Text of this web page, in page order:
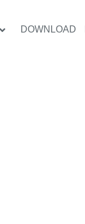
DOWNLOAD